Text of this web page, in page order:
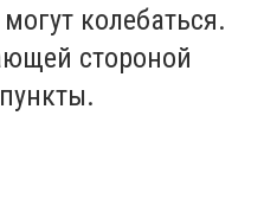
колебаться.
стороной